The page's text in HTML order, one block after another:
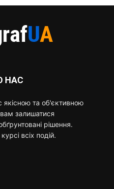
НАС
якісною та об'єктивною
залишатися
рішення.
всіх подій.